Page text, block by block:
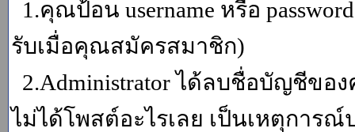
1.คุณป้อน username หรือ
รับเมื่อคุณสมัครสมาชิก)
2.Administrator ได้ลบชื่อบัญชีขอ
ไม่ได้โพสต์อะไรเลย เป็นเหตุการ